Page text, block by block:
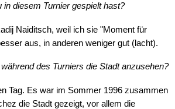
diesem Turnier gespielt hast?
Naiditsch, weil ich sie "Moment für
aus, in anderen weniger gut (lacht).
des Turniers die Stadt anzusehen?
Tag. Es war im Sommer 1996 zusammen
die Stadt gezeigt, vor allem die